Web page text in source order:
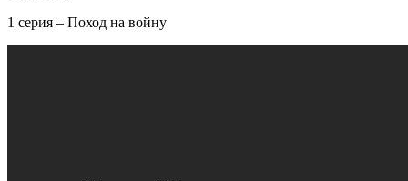
1 серия – Поход на войну